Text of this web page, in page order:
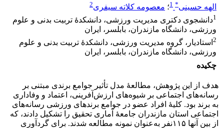
الهه حسینی*
1؛ معصومه کلاته سیفری2
1دانشجوی دکتری مدیریت ورزشی، دانشکدۀ تربیت بدنی و علوم
ورزشی، دانشگاه مازندران، بابلسر، ایران
2 استادیار، گروه مدیریت ورزشی، دانشکدۀ تربیت بدنی و علوم
ورزشی، دانشگاه مازندران، بابلسر، ایران
چکیده
هدف از این پژوهش، مطالعۀ مدل تأثیر جوامع برندی مبتنی بر
رسانه‌های اجتماعی بر شیوه‌های ارزش‌آفرینی، اعتماد و وفاداری
به برند بود. کلیۀ افراد عضو در جوامع برندهای ورزشی رسانه‌های
اجتماعی استان مازندران جامعۀ آماری تحقیق را تشکیل دادند، که
از بین آنها ۱۱۵نفر به‌عنوان نمونه مطالعه شدند. برای گردآوری